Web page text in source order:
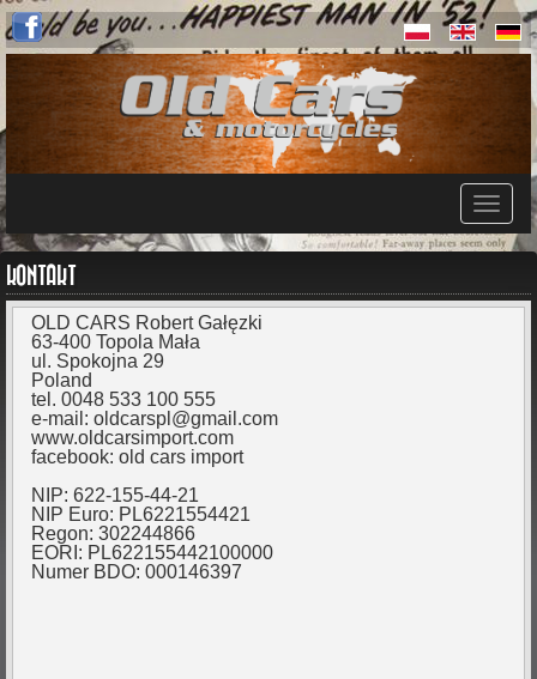
KONTAKT
OLD CARS Robert Gałęzki
63-400 Topola Mała
ul. Spokojna 29
Poland
tel. 0048 533 100 555
e-mail: oldcarspl@gmail.com
www.oldcarsimport.com
facebook: old cars import
NIP: 622-155-44-21
NIP Euro: PL6221554421
Regon: 302244866
EORI: PL622155442100000
Numer BDO: 000146397